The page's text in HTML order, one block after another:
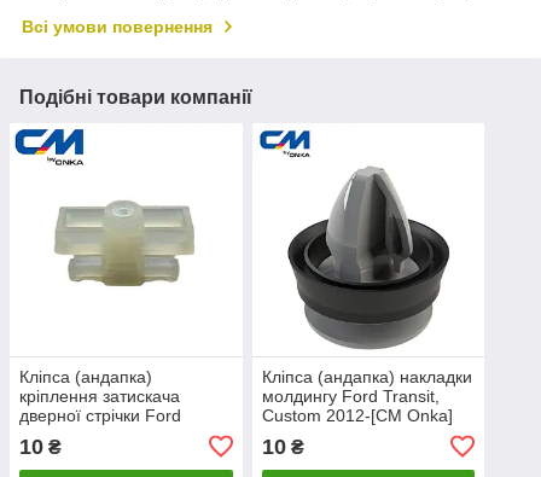
Всі умови повернення
Подібні товари компанії
Кліпса (андапка)
кріплення затискача
дверної стрічки Ford
BK31V20781BJ5CND
10 ₴
Кліпса (андапка) накладки
молдингу Ford Transit,
Custom 2012-[CM Onka]
10₴